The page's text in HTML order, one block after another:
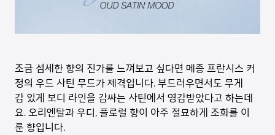
조금 섬세한 향의 진가를 느껴보고 싶다면 메종 프란시스 커
정의 우드 사틴 무드가 제격입니다. 부드러우면서도 무게
감 있게 보디 라인을 감싸는 사틴에서 영감받았다고 하는데
요. 오리엔탈과 우디, 플로럴 향이 아주 절묘하게 조화를 이
룬 향입니다.